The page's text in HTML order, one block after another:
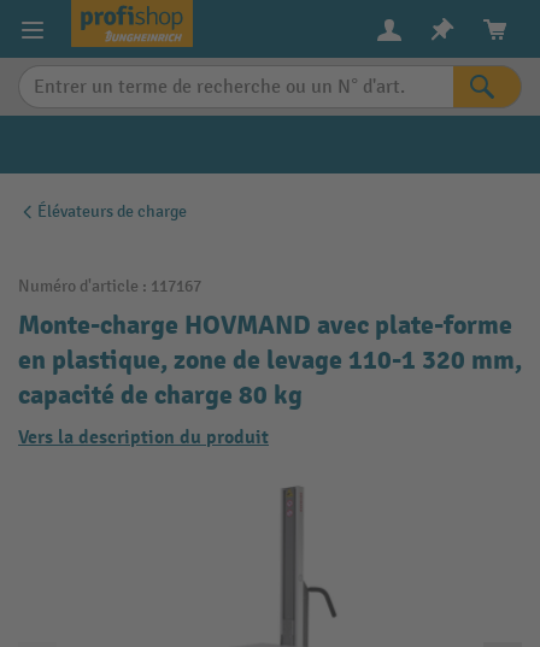
content
Élévateurs de charge
Numéro d'article : 117167
Monte-charge HOVMAND avec plate-forme
en plastique, zone de levage 110-1 320 mm,
capacité de charge 80 kg
Vers la description du produit